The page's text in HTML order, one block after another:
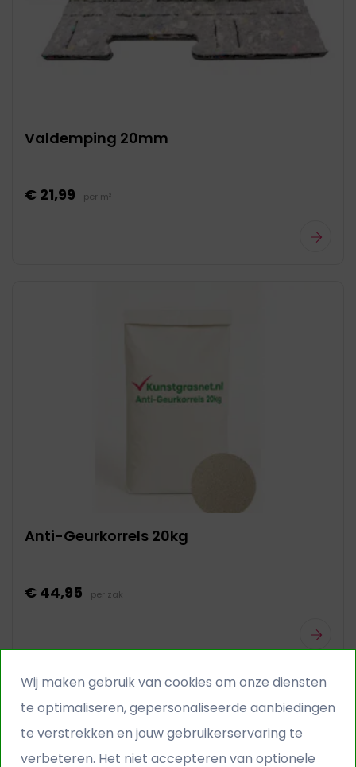
Wij maken gebruik van cookies om onze diensten
te optimaliseren, gepersonaliseerde aanbiedingen
te verstrekken en jouw gebruikerservaring te
verbeteren. Het niet accepteren van optionele
Valdemping 20mm
€ 21,99 per m²
Anti-Geurkorrels 20kg
€ 44,95 per zak